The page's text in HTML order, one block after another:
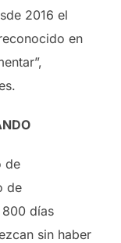
2016 el
en
de
de
días
sin haber